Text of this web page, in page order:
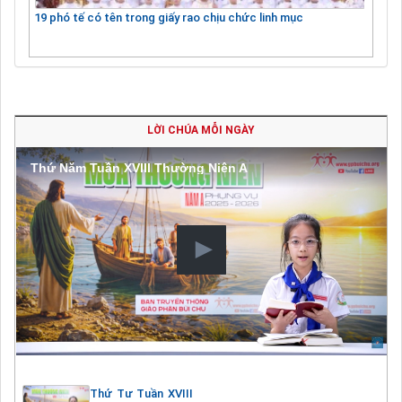
19 phó tế có tên trong giấy rao chịu chức linh mục
LỜI CHÚA MỖI NGÀY
Thứ Năm Tuần XVIII Thường Niên A
Thứ Tư Tuần XVIII